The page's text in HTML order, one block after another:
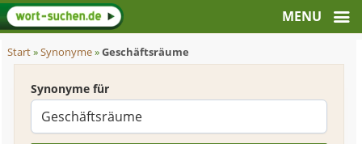
Start»Synonyme»Geschäftsräume
Synonyme für